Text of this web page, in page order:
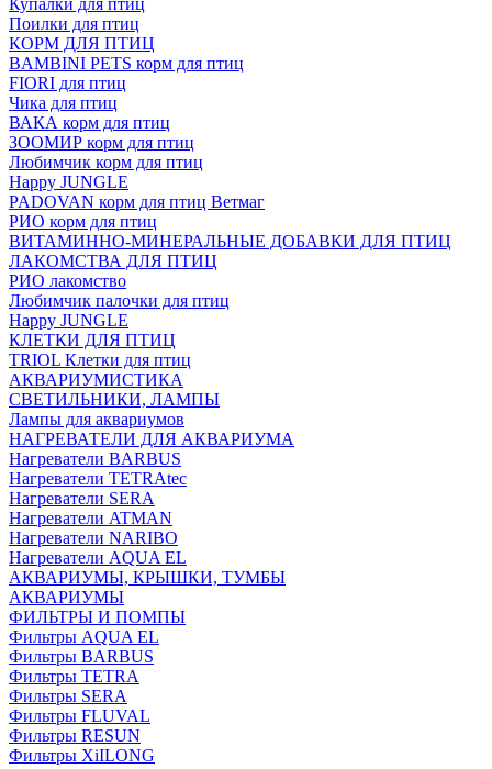
Купалки для птиц
Поилки для птиц
КОРМ ДЛЯ ПТИЦ
BAMBINI PETS корм для птиц
FIORI для птиц
Чика для птиц
ВАКА корм для птиц
ЗООМИР корм для птиц
Любимчик корм для птиц
Happy JUNGLE
PADOVAN корм для птиц Ветмаг
РИО корм для птиц
ВИТАМИННО-МИНЕРАЛЬНЫЕ ДОБАВКИ ДЛЯ ПТИЦ
ЛАКОМСТВА ДЛЯ ПТИЦ
РИО лакомство
Любимчик палочки для птиц
Happy JUNGLE
КЛЕТКИ ДЛЯ ПТИЦ
TRIOL Клетки для птиц
АКВАРИУМИСТИКА
СВЕТИЛЬНИКИ, ЛАМПЫ
Лампы для аквариумов
НАГРЕВАТЕЛИ ДЛЯ АКВАРИУМА
Нагреватели BARBUS
Нагреватели TETRAtec
Нагреватели SERA
Нагреватели ATMAN
Нагреватели NARIBO
Нагреватели AQUA EL
АКВАРИУМЫ, КРЫШКИ, ТУМБЫ
АКВАРИУМЫ
ФИЛЬТРЫ И ПОМПЫ
Фильтры AQUA EL
Фильтры BARBUS
Фильтры ТETRA
Фильтры SERA
Фильтры FLUVAL
Фильтры RESUN
Фильтры XiILONG